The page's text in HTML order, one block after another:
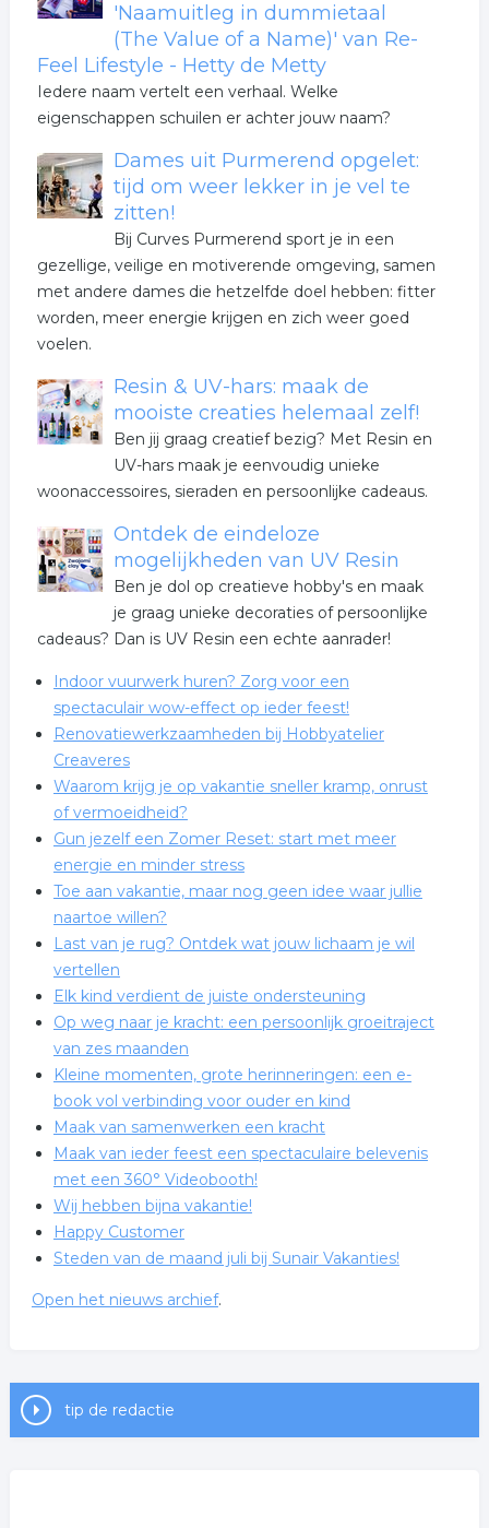
'Naamuitleg in dummietaal
(The Value of a Name)' van Re-
Feel Lifestyle - Hetty de Metty
Iedere naam vertelt een verhaal. Welke
eigenschappen schuilen er achter jouw naam?
Dames uit Purmerend opgelet:
tijd om weer lekker in je vel te
zitten!
Bij Curves Purmerend sport je in een
gezellige, veilige en motiverende omgeving, samen
met andere dames die hetzelfde doel hebben: fitter
worden, meer energie krijgen en zich weer goed
voelen.
Resin & UV-hars: maak de
mooiste creaties helemaal zelf!
Ben jij graag creatief bezig? Met Resin en
UV-hars maak je eenvoudig unieke
woonaccessoires, sieraden en persoonlijke cadeaus.
Ontdek de eindeloze
mogelijkheden van UV Resin
Ben je dol op creatieve hobby's en maak
je graag unieke decoraties of persoonlijke
cadeaus? Dan is UV Resin een echte aanrader!
Indoor vuurwerk huren? Zorg voor een
spectaculair wow-effect op ieder feest!
Renovatiewerkzaamheden bij Hobbyatelier
Creaveres
Waarom krijg je op vakantie sneller kramp, onrust
of vermoeidheid?
Gun jezelf een Zomer Reset: start met meer
energie en minder stress
Toe aan vakantie, maar nog geen idee waar jullie
naartoe willen?
Last van je rug? Ontdek wat jouw lichaam je wil
vertellen
Elk kind verdient de juiste ondersteuning
Op weg naar je kracht: een persoonlijk groeitraject
van zes maanden
Kleine momenten, grote herinneringen: een e-
book vol verbinding voor ouder en kind
Maak van samenwerken een kracht
Maak van ieder feest een spectaculaire belevenis
met een 360° Videobooth!
Wij hebben bijna vakantie!
Happy Customer
Steden van de maand juli bij Sunair Vakanties!
Open het nieuws archief.
Geef jouw creativiteit kleur met de nieuwe
DARWI MARBEL Markers
tip de redactie